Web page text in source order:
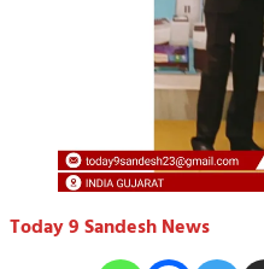
Today 9 Sandesh News